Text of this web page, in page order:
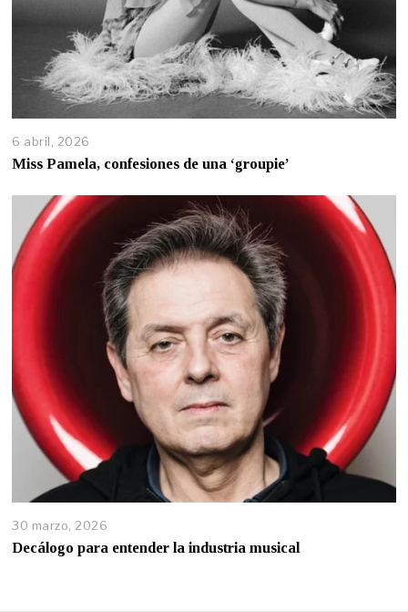
6 abril, 2026
Miss Pamela, confesiones de una ‘groupie’
30 marzo, 2026
Decálogo para entender la industria musical